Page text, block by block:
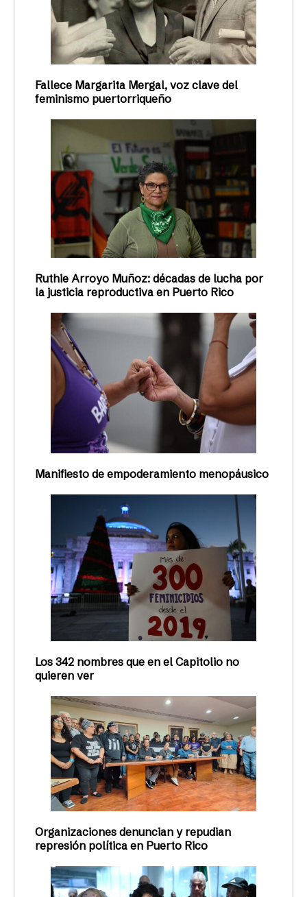
Fallece Margarita Mergal, voz clave del
feminismo puertorriqueño
Ruthie Arroyo Muñoz: décadas de lucha por
la justicia reproductiva en Puerto Rico
Manifiesto de empoderamiento menopáusico
Los 342 nombres que en el Capitolio no
quieren ver
Organizaciones denuncian y repudian
represión política en Puerto Rico